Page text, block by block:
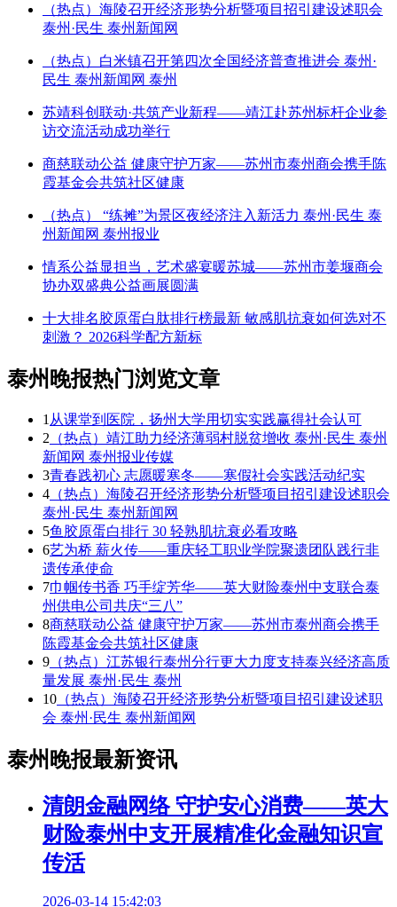
（热点）海陵召开经济形势分析暨项目招引建设述职会
泰州·民生 泰州新闻网
（热点）白米镇召开第四次全国经济普查推进会 泰州·
民生 泰州新闻网 泰州
苏靖科创联动·共筑产业新程——靖江赴苏州标杆企业参
访交流活动成功举行
商慈联动公益 健康守护万家——苏州市泰州商会携手陈
霞基金会共筑社区健康
（热点） “练摊”为景区夜经济注入新活力 泰州·民生 泰
州新闻网 泰州报业
情系公益显担当，艺术盛宴暖苏城——苏州市姜堰商会
协办双盛典公益画展圆满
十大排名胶原蛋白肽排行榜最新 敏感肌抗衰如何选对不
刺激？ 2026科学配方新标
泰州晚报热门浏览文章
1 从课堂到医院，扬州大学用切实实践赢得社会认可
2 （热点）靖江助力经济薄弱村脱贫增收 泰州·民生 泰州
新闻网 泰州报业传媒
3青春践初心 志愿暖寒冬——寒假社会实践活动纪实
4 （热点）海陵召开经济形势分析暨项目招引建设述职会
泰州·民生 泰州新闻网
5鱼胶原蛋白排行 30 轻熟肌抗衰必看攻略
6艺为桥 薪火传——重庆轻工职业学院聚遗团队践行非
遗传承使命
7巾帼传书香 巧手绽芳华——英大财险泰州中支联合泰
州供电公司共庆“三八”
8商慈联动公益 健康守护万家——苏州市泰州商会携手
陈霞基金会共筑社区健康
9 （热点）江苏银行泰州分行更大力度支持泰兴经济高质
量发展 泰州·民生 泰州
10 （热点）海陵召开经济形势分析暨项目招引建设述职
会 泰州·民生 泰州新闻网
泰州晚报最新资讯
清朗金融网络 守护安心消费——英大
财险泰州中支开展精准化金融知识宣
传活
2026-03-14 15:42:03